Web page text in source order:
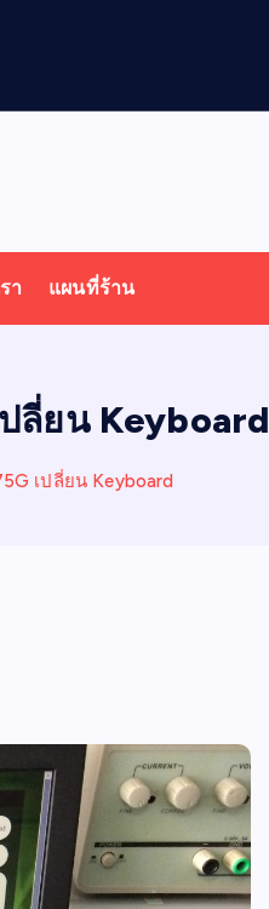
า แผนที่ร้าน
ปลี่ยน Keyboard
เปลี่ยน Keyboard